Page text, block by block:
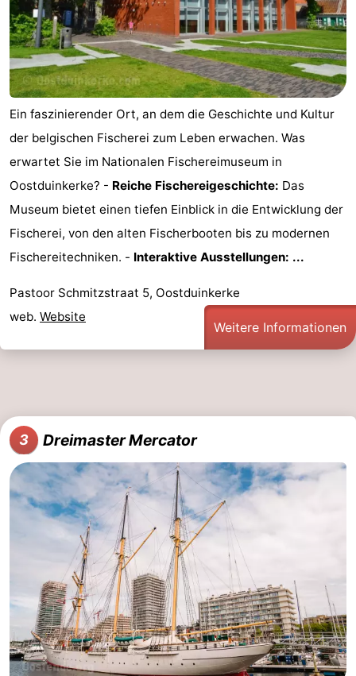
Surfen
Essen
und
trinken
Veranstaltungen
Praktisch
Forum
Route
-
Parken
-
Adressen
Region
Brügge
-
Gent
-
Ypern
Die
Het
Zwin
Knokke-
Heist
-
Zeebrugge
-
Blankenberge
-
Ein faszinierender Ort, an dem die Geschichte und Kultur
der belgischen Fischerei zum Leben erwachen. Was
erwartet Sie im Nationalen Fischereimuseum in
Oostduinkerke? - Reiche Fischereigeschichte: Das
Museum bietet einen tiefen Einblick in die Entwicklung der
Fischerei, von den alten Fischerbooten bis zu modernen
Fischereitechniken. - Interaktive Ausstellungen: ...
Pastoor Schmitzstraat 5, Oostduinkerke
web. Website
Weitere Informationen
3 Dreimaster Mercator